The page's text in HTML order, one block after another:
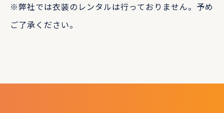
※弊社では衣装のレンタルは行っておりません。予め
ご了承ください。